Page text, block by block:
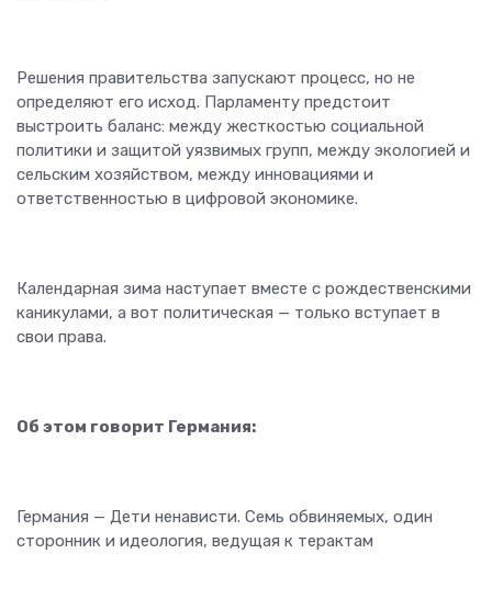
Решения правительства запускают процесс, но не
определяют его исход. Парламенту предстоит
выстроить баланс: между жесткостью социальной
политики и защитой уязвимых групп, между экологией и
сельским хозяйством, между инновациями и
ответственностью в цифровой экономике.
Календарная зима наступает вместе с рождественскими
каникулами, а вот политическая — только вступает в
свои права.
Об этом говорит Германия:
Германия — Дети ненависти. Семь обвиняемых, один
сторонник и идеология, ведущая к терактам